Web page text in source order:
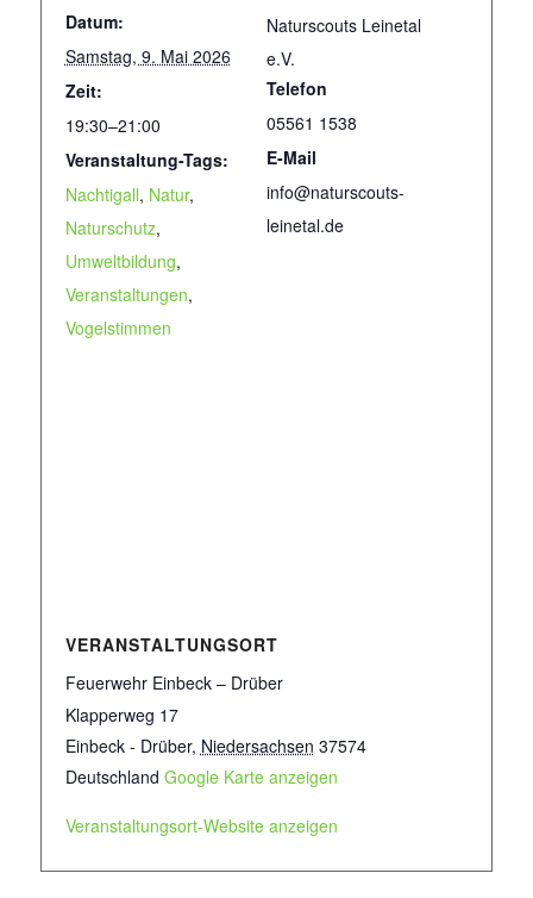
Datum:
Samstag, 9. Mai 2026
Zeit:
19:30–21:00
Veranstaltung-Tags:
Nachtigall, Natur,
Naturschutz,
Umweltbildung,
Veranstaltungen,
Vogelstimmen
Naturscouts Leinetal
e.V.
Telefon
05561 1538
E-Mail
info@naturscouts-
leinetal.de
VERANSTALTUNGSORT
Feuerwehr Einbeck – Drüber
Klapperweg 17
Einbeck - Drüber, Niedersachsen 37574
Deutschland Google Karte anzeigen
Veranstaltungsort-Website anzeigen